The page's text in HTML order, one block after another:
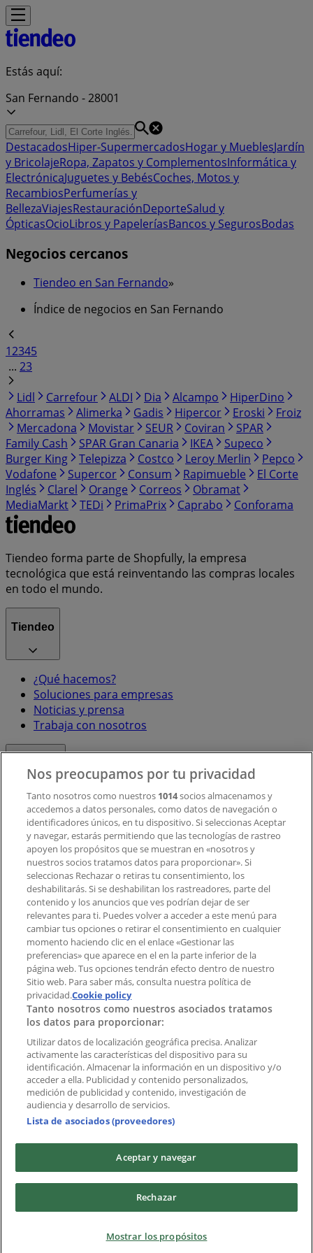
Estás aquí:
San Fernando - 28001
DestacadosHiper-SupermercadosHogar y MueblesJardín
y BricolajeRopa, Zapatos y ComplementosInformática y
ElectrónicaJuguetes y BebésCoches, Motos y
RecambiosPerfumerías y
BellezaViajesRestauraciónDeporteSalud y
ÓpticasOcioLibros y PapeleríasBancos y SegurosBodas
Negocios cercanos
Tiendeo en San Fernando»
Índice de negocios en San Fernando
12345
... 23
Lidl
Carrefour ALDI Dia Alcampo
HiperDino
Ahorramas
Alimerka Gadis Hipercor Eroski
Froiz
Mercadona
Movistar SEUR Coviran
SPAR
Family Cash
SPAR Gran Canaria IKEA
Supeco
Burger King
Telepizza Costco Leroy Merlin
Pepco
Vodafone
Supercor Consum Rapimueble
El Corte
Inglés
Clarel Orange Correos
Obramat
MediaMarkt
TEDi PrimaPrix Caprabo Conforama
Tiendeo forma parte de Shopfully, la empresa
tecnológica que está reinventando las compras locales
en todo el mundo.
Tiendeo
¿Qué hacemos?
Soluciones para empresas
Noticias y prensa
Trabaja con nosotros
Contacto comercial y de marketing
Tienda mal colocada en el mapa
Notificar un folleto
¿Encontraste un problema en la web o en la
aplicación?
Índices
Marcas
Marcas locales
Negocios
Negocios cercanos
Productos
Productos locales
Ciudades
Descargar la APP Tiendeo
Copyright © Tiendeo ® 2026 · Shopfully Marketing S.L.U. –
Términos y condicionesPolítica de privacidad
Nos preocupamos por tu privacidad
Tanto nosotros como nuestros 1014socios almacenamos y
accedemos a datos personales, como datos de navegación o
identificadores únicos, en tu dispositivo. Si seleccionas Aceptar
y navegar, estarás permitiendo que las tecnologías de rastreo
apoyen los propósitos que se muestran en «nosotros y
nuestros socios tratamos datos para proporcionar». Si
seleccionas Rechazar o retiras tu consentimiento, los
deshabilitarás. Si se deshabilitan los rastreadores, parte del
contenido y los anuncios que ves podrían dejar de ser
relevantes para ti. Puedes volver a acceder a este menú para
cambiar tus opciones o retirar el consentimiento en cualquier
momento haciendo clic en el enlace «Gestionar las
preferencias» que aparece en el en la parte inferior de la
página web. Tus opciones tendrán efecto dentro de nuestro
Sitio web. Para saber más, consulta nuestra política de
privacidad.Cookie policy
Tanto nosotros como nuestros asociados tratamos
los datos para proporcionar:
Utilizar datos de localización geográfica precisa. Analizar
activamente las características del dispositivo para su
identificación. Almacenar la información en un dispositivo y/o
acceder a ella. Publicidad y contenido personalizados,
medición de publicidad y contenido, investigación de
audiencia y desarrollo de servicios.
Lista de asociados (proveedores)
Aceptar y navegar
Rechazar
Mostrar los propósitos